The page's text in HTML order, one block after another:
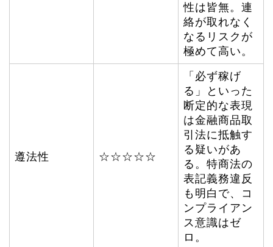
性は皆無。連
絡が取れなく
なるリスクが
極めて高い。
遵法性 ☆☆☆☆☆
「必ず稼げ
る」といった
断定的な表現
は金融商品取
引法に抵触す
る疑いがあ
る。特商法の
表記義務違反
も明白で、コ
ンプライアン
ス意識はゼ
ロ。